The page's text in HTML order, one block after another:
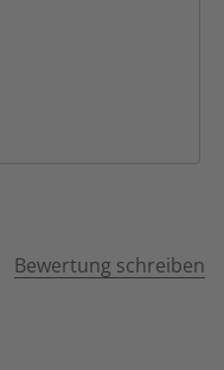
Bewertung schreiben